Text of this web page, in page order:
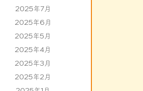
2025年7月
2025年6月
2025年5月
2025年4月
2025年3月
2025年2月